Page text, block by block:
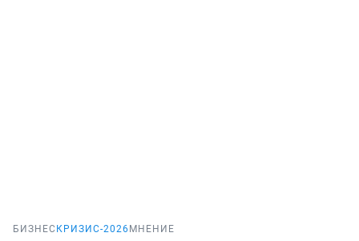
БИЗНЕС КРИЗИС-2026 МНЕНИЕ